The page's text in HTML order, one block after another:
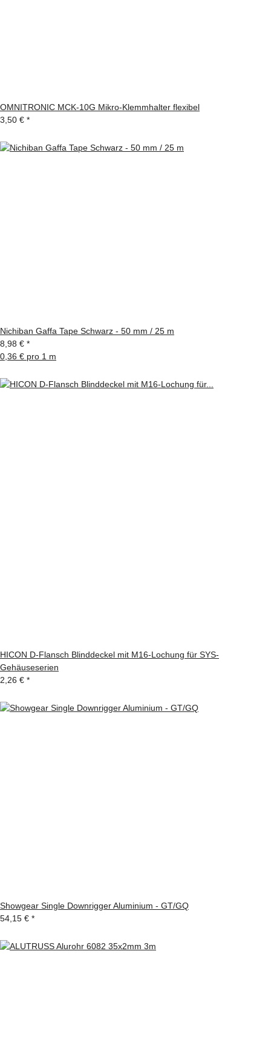
OMNITRONIC MCK-10G Mikro-Klemmhalter flexibel
3,50 € *
Nichiban Gaffa Tape Schwarz - 50 mm / 25 m
8,98 € *
0,36 € pro 1 m
HICON D-Flansch Blinddeckel mit M16-Lochung für SYS-
Gehäuseserien
2,26 € *
Showgear Single Downrigger Aluminium - GT/GQ
54,15 € *